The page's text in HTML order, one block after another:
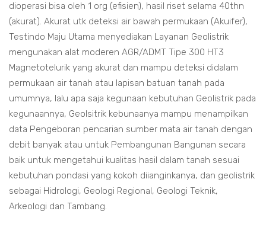
dioperasi bisa oleh 1 org (efisien), hasil riset selama 40thn
(akurat). Akurat utk deteksi air bawah permukaan (Akuifer),
Testindo Maju Utama menyediakan Layanan Geolistrik
mengunakan alat moderen AGR/ADMT Tipe 300 HT3
Magnetotelurik yang akurat dan mampu deteksi didalam
permukaan air tanah atau lapisan batuan tanah pada
umumnya, lalu apa saja kegunaan kebutuhan Geolistrik pada
kegunaannya, Geolsitrik kebunaanya mampu menampilkan
data Pengeboran pencarian sumber mata air tanah dengan
debit banyak atau untuk Pembangunan Bangunan secara
baik untuk mengetahui kualitas hasil dalam tanah sesuai
kebutuhan pondasi yang kokoh diianginkanya, dan geolistrik
sebagai Hidrologi, Geologi Regional, Geologi Teknik,
Arkeologi dan Tambang.